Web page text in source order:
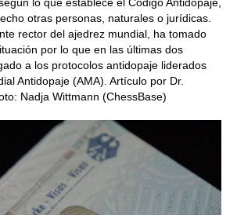
otras personas, naturales o jurídicas.
rector del ajedrez mundial, ha tomado
por lo que en las últimas dos
a los protocolos antidopaje liderados
Antidopaje (AMA). Artículo por Dr.
Nadja Wittmann (ChessBase)